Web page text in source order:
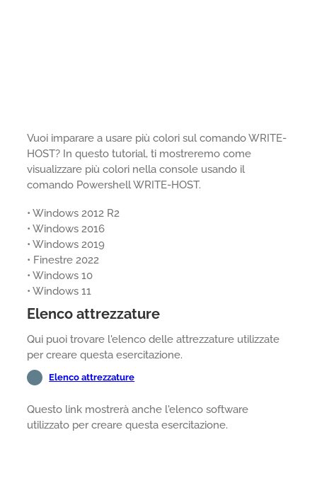
Vuoi imparare a usare più colori sul comando WRITE-
HOST? In questo tutorial, ti mostreremo come
visualizzare più colori nella console usando il
comando Powershell WRITE-HOST.
• Windows 2012 R2
• Windows 2016
• Windows 2019
• Finestre 2022
• Windows 10
• Windows 11
Elenco attrezzature
Qui puoi trovare l'elenco delle attrezzature utilizzate
per creare questa esercitazione.
Elenco attrezzature
Questo link mostrerà anche l'elenco software
utilizzato per creare questa esercitazione.